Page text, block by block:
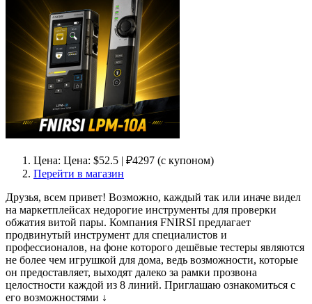
Цена: Цена: $52.5 | ₽4297 (с купоном)
Перейти в магазин
Друзья, всем привет! Возможно, каждый так или иначе видел
на маркетплейсах недорогие инструменты для проверки
обжатия витой пары. Компания FNIRSI предлагает
продвинутый инструмент для специалистов и
профессионалов, на фоне которого дешёвые тестеры являются
не более чем игрушкой для дома, ведь возможности, которые
он предоставляет, выходят далеко за рамки прозвона
целостности каждой из 8 линий. Приглашаю ознакомиться с
его возможностями ↓